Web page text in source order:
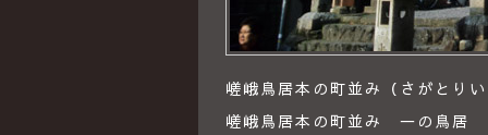
嵯峨鳥居本の町並み（さがとり
嵯峨鳥居本の町並み 一の鳥居